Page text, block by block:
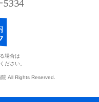
場合は
ださい。
All Rights Reserved.